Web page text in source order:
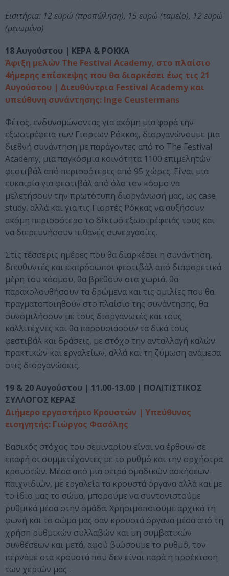
Εισιτήρια: 12 ευρώ (προπώληση), 15 ευρώ (ταμείο), 12 ευρώ
(μειωμένο)
18 Αυγούστου | ΚΕΡΑ & ΡΟΚΚΑ
Άφιξη μελών The Festival Academy, στο πλαίσιο
4ήμερης επίσκεψης που θα διαρκέσει έως τις 21
Αυγούστου | Διευθύντρια Festival Academy και
υπεύθυνη συνάντησης: Inge Ceustermans
Φέτος, ενδυναμώνοντας για ακόμη μια φορά την
εξωστρέφεια των Γιορτων Ρόκκας, διοργανώνουμε μια
διεθνή συνάντηση με παράγοντες από το The Festival
Academy, μια παγκόσμια κοινότητα 1100 επιμελητών
φεστιβάλ από περισσότερες από 95 χώρες. Είναι μια
ευκαιρία για φεστιβάλ από όλο τον κόσμο να
μελετήσουν την πρωτότυπη διοργάνωσή μας, ως case
study, αλλά και για τις Γιορτές Ρόκκας να αυξήσουν
ακόμη περισσότερο το δίκτυό εξωστρέφειάς τους και
να διερευνήσουν πιθανές συνεργασίες.
Στις τέσσερις ημέρες που θα διαρκέσει η συνάντηση,
διευθυντές και εκπρόσωποι φεστιβάλ από διαφορετικά
μέρη του κόσμου, θα βρεθούν στα χωριά, θα
παρακολουθήσουν τα δρώμενα και τις ομιλίες που θα
πραγματοποιηθούν στο πλαίσιο της συνάντησης, θα
συνομιλήσουν με τους διοργανωτές και τους
καλλιτέχνες και θα παρουσιάσουν τα δικά τους
φεστιβάλ και δράσεις, με στόχο την ανταλλαγή καλών
πρακτικών και εργαλείων, αλλά και τη ζύμωση ανάμεσα
στις διοργανώσεις.
19 & 20 Αυγούστου | 11.00-13.00 | ΠΟΛΙΤΙΣΤΙΚΟΣ
ΣΥΛΛΟΓΟΣ ΚΕΡΑΣ
Διήμερο εργαστήριο Κρουστών | Υπεύθυνος
εισηγητής: Γιώργος Φασόλης
Βασικός στόχος του σεμιναρίου είναι να έρθουν σε
επαφή οι συμμετέχοντες με το ρυθμό και την ορχήστρα
κρουστών. Μέσα από μια σειρά ομαδικών ασκήσεων-
παιχνιδιών, με εργαλεία τα κρουστά όργανα αλλά και με
το ίδιο μας το σώμα, μπορούμε να συντονιστούμε
ρυθμικά μέσα στην ομάδα. Χρησιμοποιούμε αρχικά τη
φωνή και το σώμα μας σαν κρουστά όργανα μέσα από τη
χρήση ρυθμικών συλλαβών και μη συμβατικών
συνθέσεων και μετά, αφού βιώσουμε το ρυθμό, τον
περνάμε στα κρουστά που δεν είναι παρά η προέκταση
των χεριών μας .